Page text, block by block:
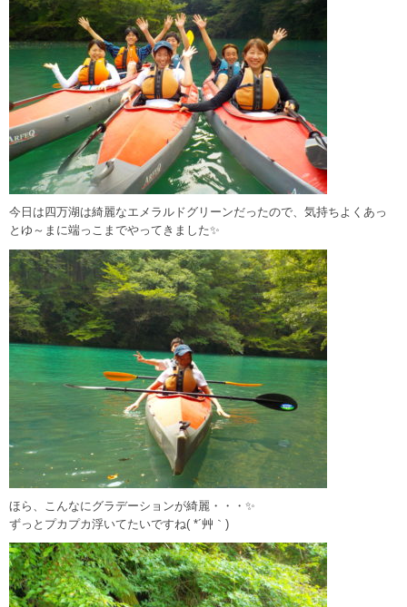
今日は四万湖は綺麗なエメラルドグリーンだったので、気持ちよくあっ
とゆ～まに端っこまでやってきました✨
ほら、こんなにグラデーションが綺麗・・・✨
ずっとプカプカ浮いてたいですね( *´艸｀)